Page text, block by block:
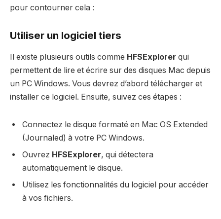
pour contourner cela :
Utiliser un logiciel tiers
Il existe plusieurs outils comme HFSExplorer qui
permettent de lire et écrire sur des disques Mac depuis
un PC Windows. Vous devrez d’abord télécharger et
installer ce logiciel. Ensuite, suivez ces étapes :
Connectez le disque formaté en Mac OS Extended
(Journaled) à votre PC Windows.
Ouvrez HFSExplorer, qui détectera
automatiquement le disque.
Utilisez les fonctionnalités du logiciel pour accéder
à vos fichiers.